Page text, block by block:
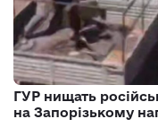
ГУР нищать
на Запорізькому